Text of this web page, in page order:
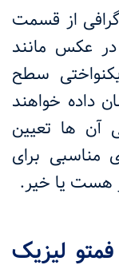
از قسمت
عکس مانند
سطح
داده خواهند
آن ها تعیین
مناسبی برای
هست یا خیر.
لیزیک